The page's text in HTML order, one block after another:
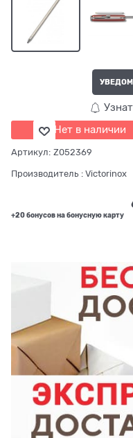
Нет в наличии
Артикул: Z052369
Производитель : Victorinox
+20 бонусов на бонусную карту